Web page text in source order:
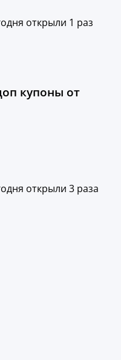
открыли 1 раз
купоны от
открыли 3 раза